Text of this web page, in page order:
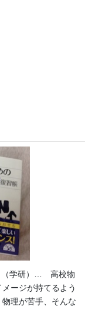
（学研）… 高校物
ージが持てるよう
理が苦手、そんな